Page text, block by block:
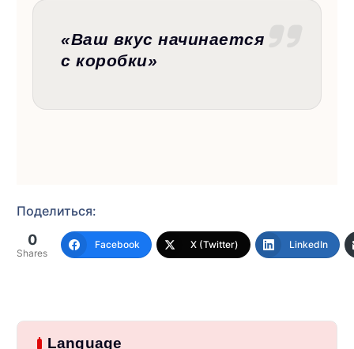
«Ваш вкус начинается
с коробки»
Поделиться:
0
Shares
Facebook X (Twitter) LinkedIn
Language